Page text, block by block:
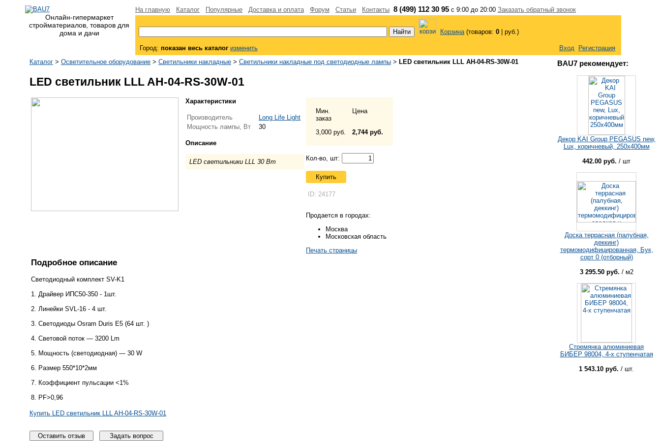
Онлайн-гипермаркет
стройматериалов, товаров для
дома и дачи
На главную Каталог Популярные Доставка и оплата Форум Статьи Контакты 8 (499) 112 30 95 с 9:00 до 20:00 Заказать обратный звонок
Корзина(товаров: 0 руб.)
Город: показан весь каталог изменить Вход
Регистрация
Каталог > Осветительное оборудование > Светильники накладные > Светильники накладные под светодиодные лампы > LED светильник LLL AH-04-RS-30W-01
LED светильник LLL AH-04-RS-30W-01
Характеристики
Производитель
Long Life Light
Мощность лампы, Вт
30
Описание
LED светильники LLL 30 Вт
Мин.
заказ
Цена
3,000 руб. 2,744 руб.
Кол-во, шт:
Купить
ID: 24177
Продается в городах:
Москва
Московская область
Печать страницы
Подробное описание
Светодиодный комплект SV-K1
1. Драйвер ИПС50-350 - 1шт.
2. Линейки SVL-16 - 4 шт.
3. Светодиоды Osram Duris E5 (64 шт. )
4. Световой поток — 3200 Lm
5. Мощность (светодиодная) — 30 W
6. Размер 550*10*2мм
7. Коэффициент пульсации <1%
8. PF>0,96
Купить LED светильник LLL AH-04-RS-30W-01
Оставить отзыв Задать вопрос
BAU7 рекомендует:
Декор KAI Group PEGASUS new,
Lux, коричневый, 250x400мм
442.00 руб. / шт
Доска террасная (палубная,
деккинг)
термомодифицированная, Бук,
сорт 0 (отборный)
3 295.50 руб. / м2
Стремянка алюминиевая
БИБЕР 98004, 4-х ступенчатая
1 543.10 руб. / шт.